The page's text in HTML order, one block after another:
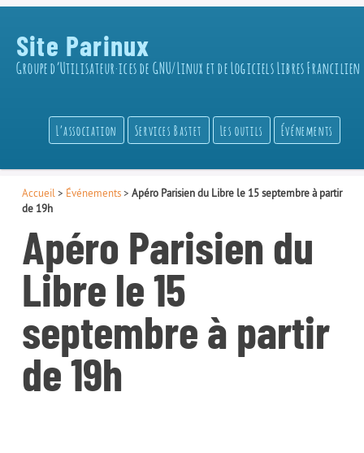
Site Parinux
Groupe d’Utilisateur·ices de GNU/Linux et de Logiciels Libres Francilien
L’association Services Bastet Les outils Événements
Accueil > Événements> Apéro Parisien du Libre le 15 septembre à partir
de 19h
Apéro Parisien du
Libre le 15
septembre à partir
de 19h